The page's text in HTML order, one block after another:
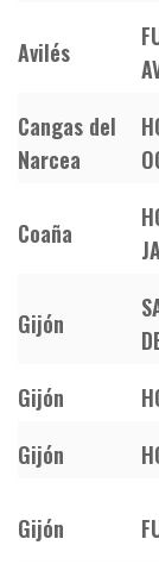
Avilés
Cangas del
Narcea
Coaña
Gijón
Gijón
Gijón
Gijón